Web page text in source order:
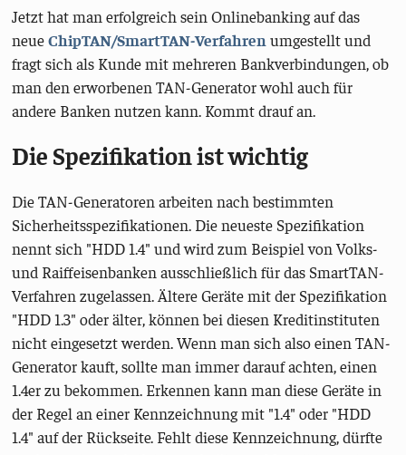
Jetzt hat man erfolgreich sein Onlinebanking auf das
neueChipTAN/SmartTAN-Verfahren umgestellt und
fragt sich als Kunde mit mehreren Bankverbindungen, ob
man den erworbenen TAN-Generator wohl auch für
andere Banken nutzen kann. Kommt drauf an.
Die Spezifikation ist wichtig
Die TAN-Generatoren arbeiten nach bestimmten
Sicherheitsspezifikationen. Die neueste Spezifikation
nennt sich "HDD 1.4" und wird zum Beispiel von Volks-
und Raiffeisenbanken ausschließlich für das SmartTAN-
Verfahren zugelassen. Ältere Geräte mit der Spezifikation
"HDD 1.3" oder älter, können bei diesen Kreditinstituten
nicht eingesetzt werden. Wenn man sich also einen TAN-
Generator kauft, sollte man immer darauf achten, einen
1.4er zu bekommen. Erkennen kann man diese Geräte in
der Regel an einer Kennzeichnung mit "1.4" oder "HDD
1.4" auf der Rückseite. Fehlt diese Kennzeichnung, dürfte